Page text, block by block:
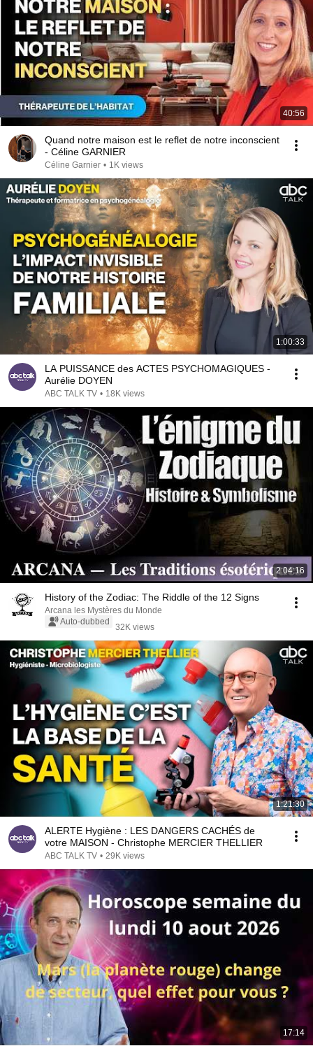
40:56
Quand notre maison est le reflet de notre inconscient
- Céline GARNIER
Céline Garnier • 1K views
1:00:33
LA PUISSANCE des ACTES PSYCHOMAGIQUES -
Aurélie DOYEN
ABC TALK TV • 18K views
2:04:16
History of the Zodiac: The Riddle of the 12 Signs
Arcana les Mystères du Monde
Auto-dubbed
32K views
1:21:30
ALERTE Hygiène : LES DANGERS CACHÉS de
votre MAISON - Christophe MERCIER THELLIER
ABC TALK TV • 29K views
17:14